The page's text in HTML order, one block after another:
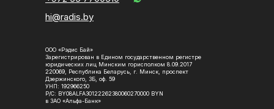
hi@radis.by
ООО «Рэдис Бай»
Зарегистрирован в Едином государственном регистре
юридических лиц Минским горисполком 8.09.2017
220069, Республика Беларусь, г. Минск, проспект
Дзержинского, 3Б, оф. 59
УНП: 192966250
Р/С: BY08ALFA30122262380060270000 BYN
в ЗАО «Альфа-Банк»